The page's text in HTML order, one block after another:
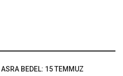
ASRA BEDEL: 15 TEMMUZ